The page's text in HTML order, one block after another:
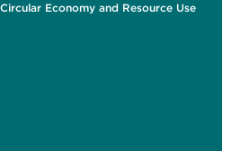
Economy and Resource Use